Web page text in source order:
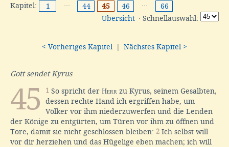
Kapitel: 1 ··· 44 45 46 ···
66
Übersicht · Schnellauswahl:
< Vorheriges Kapitel Nächstes Kapitel >
Gott sendet Kyrus
45 1 So spricht der Herr zu Kyrus, seinem Gesalbten,
dessen rechte Hand ich ergriffen habe, um
Völker vor ihm niederzuwerfen und die Lenden
der Könige zu entgürten, um Türen vor ihm zu öffnen und
Tore, damit sie nicht geschlossen bleiben: 2 Ich selbst will
vor dir herziehen und das Hügelige eben machen; ich will